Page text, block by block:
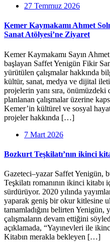
27 Temmuz 2026
Kemer Kaymakamı Ahmet
Sanat Atölyesi’ne Ziyaret
Kemer Kaymakamı Sayın
başlayan Saffet Yenigün Fikir
yürütülen çalışmalar hakkında
kültür, sanat, medya ve dijital
projelerin yanı sıra,
planlanan çalışmalar üzerine
Kemer’in kültürel ve sosyal
projeler hakkında […]
7 Mart 2026
Bozkurt Teşkilatı’nın ikinci
Gazeteci–yazar Saffet Yenigün,
Teşkilatı romanının ikinci
sürdürüyor. 2020 yılında
yaparak geniş bir okur kitlesine
tamamladığını belirten
çalışmaların devam ettiğini
açıklamada, “Yayınevleri ile
Kitabın merakla bekleyen […]